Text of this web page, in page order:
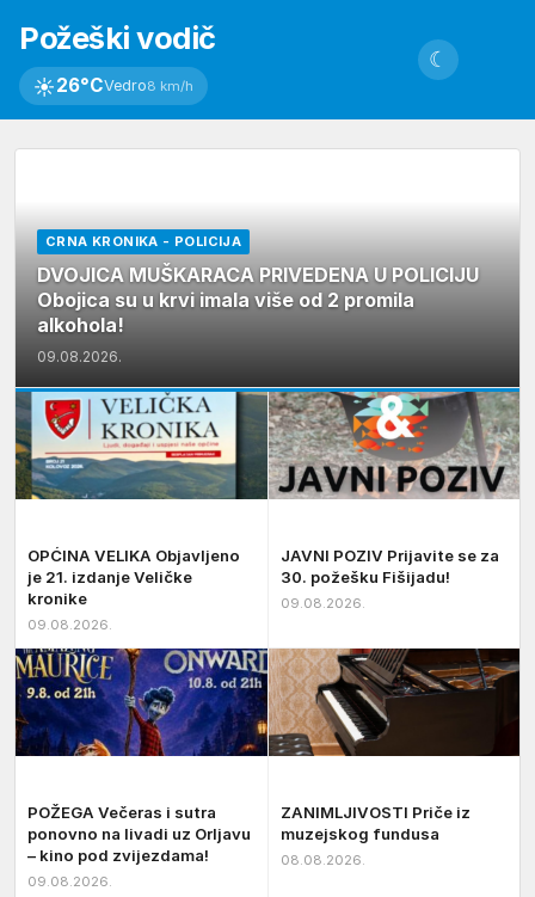
Požeški vodič
☀26°CVedro8 km/h
☾
CRNA KRONIKA - POLICIJA
DVOJICA MUŠKARACA PRIVEDENA U POLICIJU
Obojica su u krvi imala više od 2 promila
alkohola!
09.08.2026.
OPĆINA VELIKA Objavljeno
je 21. izdanje Veličke
kronike
09.08.2026.
JAVNI POZIV Prijavite se za
30. požešku Fišijadu!
09.08.2026.
POŽEGA Večeras i sutra
ponovno na livadi uz Orljavu
– kino pod zvijezdama!
09.08.2026.
ZANIMLJIVOSTI Priče iz
muzejskog fundusa
08.08.2026.